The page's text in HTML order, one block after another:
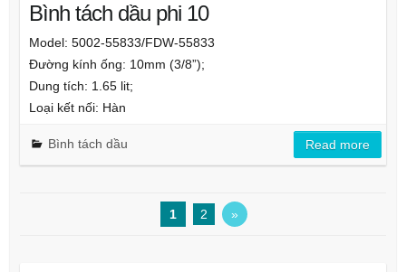
Bình tách dầu phi 10
Model: 5002-55833/FDW-55833
Đường kính ống: 10mm (3/8”);
Dung tích: 1.65 lit;
Loại kết nối: Hàn
Bình tách dầu Read more
1 2 »